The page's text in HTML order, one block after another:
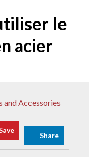
le
acier
Accessories
Share